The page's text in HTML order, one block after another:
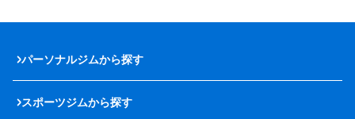
パーソナルジムから探す
スポーツジムから探す